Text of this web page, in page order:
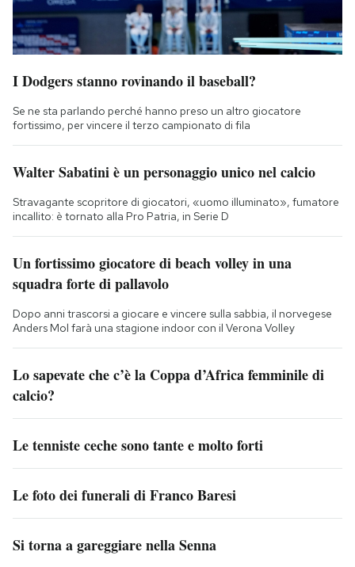
I Dodgers stanno rovinando il baseball?
Se ne sta parlando perché hanno preso un altro giocatore
fortissimo, per vincere il terzo campionato di fila
Walter Sabatini è un personaggio unico nel calcio
Stravagante scopritore di giocatori, «uomo illuminato», fumatore
incallito: è tornato alla Pro Patria, in Serie D
Un fortissimo giocatore di beach volley in una
squadra forte di pallavolo
Dopo anni trascorsi a giocare e vincere sulla sabbia, il norvegese
Anders Mol farà una stagione indoor con il Verona Volley
Lo sapevate che c’è la Coppa d’Africa femminile di
calcio?
Le tenniste ceche sono tante e molto forti
Le foto dei funerali di Franco Baresi
Si torna a gareggiare nella Senna